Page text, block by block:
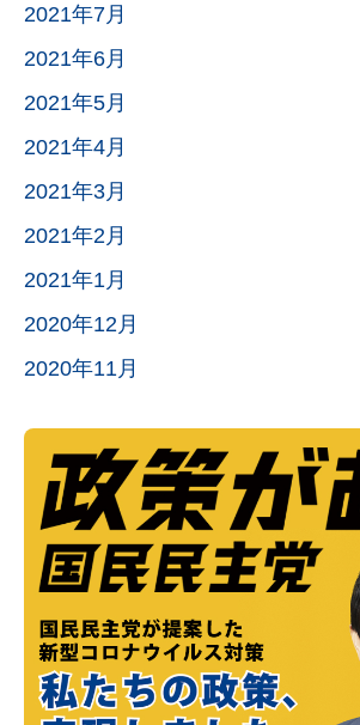
2021年7月
2021年6月
2021年5月
2021年4月
2021年3月
2021年2月
2021年1月
2020年12月
2020年11月